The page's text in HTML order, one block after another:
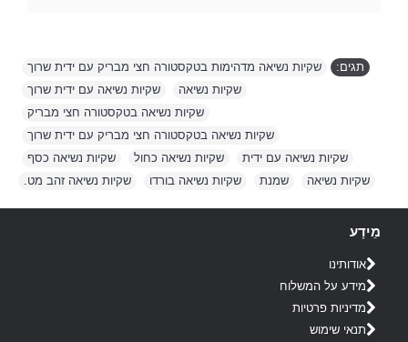
תגים: שקיות נשיאה מדהימות בטקסטורה חצי מבריק עם ידית שרוך
שקיות נשיאה
שקיות נשיאה עם ידית שרוך
שקיות נשיאה בטקסטורה חצי מבריק
שקיות נשיאה בטקסטורה חצי מבריק עם ידית שרוך
שקיות נשיאה עם ידית
שקיות נשיאה כחול שקיות נשיאה כסף
שקיות נשיאה
שמנת שקיות נשיאה בורדו שקיות נשיאה זהב מט.
מֵידָע
אודותינו
מידע על המשלוח
מדיניות פרטיות
תנאי שימוש